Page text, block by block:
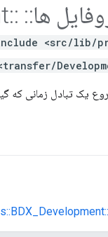
ها::
::
<src/lib/
transfer/
یک تبادل زمانی که